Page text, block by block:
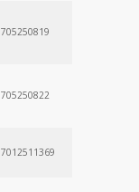
705250819
705250822
7012511369